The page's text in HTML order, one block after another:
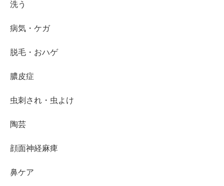
洗う
病気・ケガ
脱毛・おハゲ
膿皮症
虫刺され・虫よけ
陶芸
顔面神経麻痺
鼻ケア